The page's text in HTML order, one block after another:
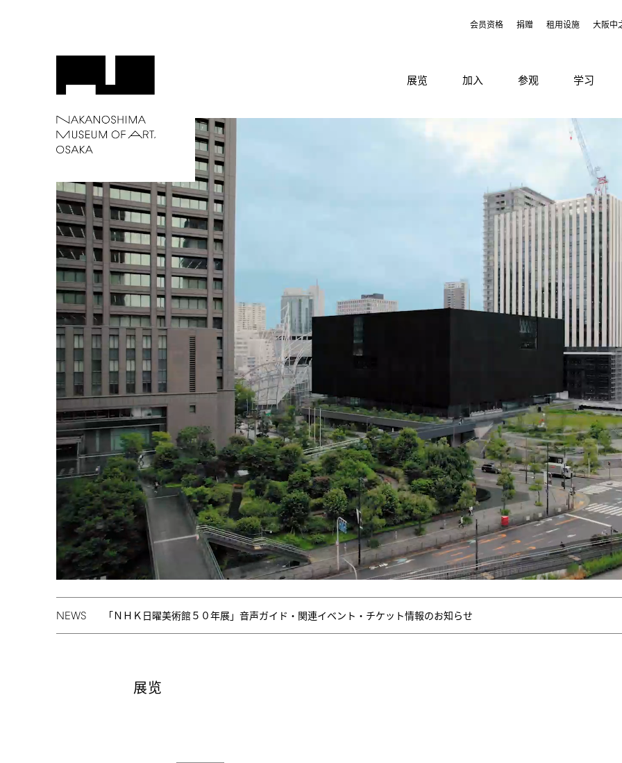
会员资格 捐赠 租用设施 大阪中
展览 加入 参观 学习
NEWS 「ＮＨＫ日曜美術館５０年展」音声ガイド・関連イベント・チケット情報のお知らせ
展览